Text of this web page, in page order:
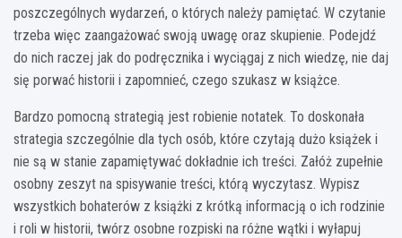
poszczególnych wydarzeń, o których należy pamiętać. W czytanie
trzeba więc zaangażować swoją uwagę oraz skupienie. Podejdź
do nich raczej jak do podręcznika i wyciągaj z nich wiedzę, nie daj
się porwać historii i zapomnieć, czego szukasz w książce.
Bardzo pomocną strategią jest robienie notatek. To doskonała
strategia szczególnie dla tych osób, które czytają dużo książek i
nie są w stanie zapamiętywać dokładnie ich treści. Załóż zupełnie
osobny zeszyt na spisywanie treści, którą wyczytasz. Wypisz
wszystkich bohaterów z książki z krótką informacją o ich rodzinie
i roli w historii, twórz osobne rozpiski na różne wątki i wyłapuj